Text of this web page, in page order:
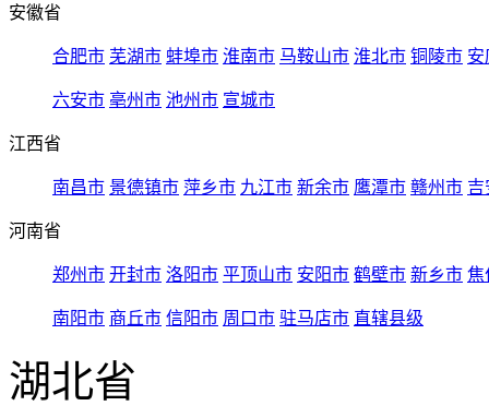
安徽省
合肥市 芜湖市 蚌埠市 淮南市 马鞍山市 淮北市 铜陵市 安
六安市 亳州市 池州市 宣城市
江西省
南昌市 景德镇市 萍乡市 九江市 新余市 鹰潭市 赣州市 吉
河南省
郑州市 开封市 洛阳市 平顶山市 安阳市 鹤壁市 新乡市 焦
南阳市 商丘市 信阳市 周口市 驻马店市 直辖县级
湖北省